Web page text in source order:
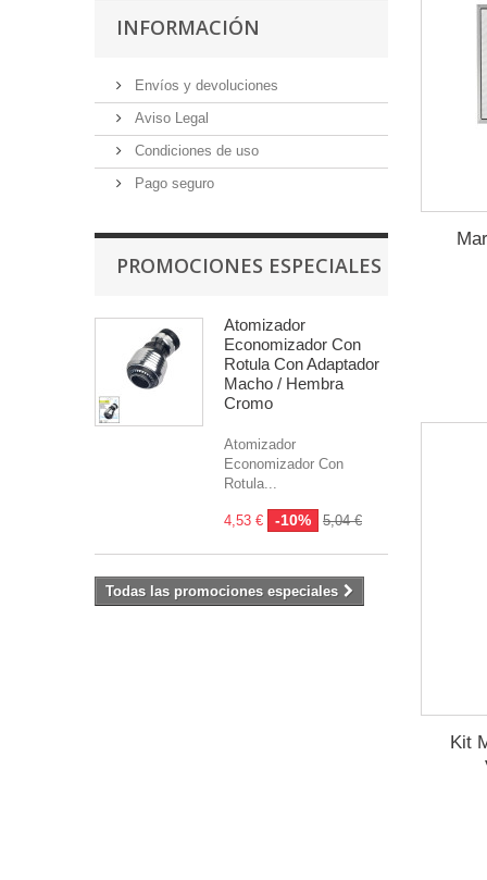
INFORMACIÓN
Envíos y devoluciones
Aviso Legal
Condiciones de uso
Pago seguro
PROMOCIONES ESPECIALES
Atomizador
Economizador Con
Rotula Con Adaptador
Macho / Hembra
Cromo
Atomizador
Economizador Con
Rotula...
4,53 € -10% 5,04 €
Todas las promociones especiales
Kit